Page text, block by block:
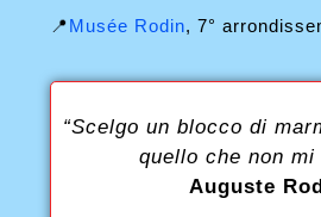
📍Musée Rodin, 7°
“Scelgo un blocco di
quello che non mi
Auguste